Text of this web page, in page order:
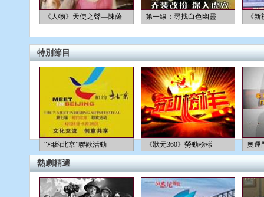
《人物》天使之聲—陳薩 第一線：尋找白色幽靈 《
特別節目
“相約北京”聯歡活動 《狀元360》勞動榜樣 奧運
熱劇精選